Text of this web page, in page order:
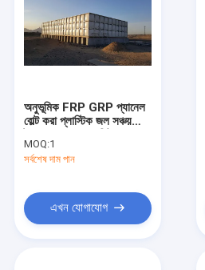
অনুভূমিক FRP GRP প্যানেল
বোল্ট করা প্লাস্টিক জল সঞ্চয়
কাস্টমাইজড
MOQ:1
সর্বশেষ দাম পান
এখন যোগাযোগ